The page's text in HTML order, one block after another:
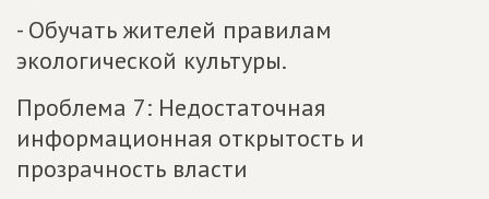
- Обучать жителей правилам
экологической культуры.
Проблема 7: Недостаточная
информационная открытость и
прозрачность власти